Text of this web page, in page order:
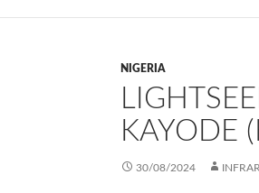
NIGERIA
KAYODE
30/08/2024